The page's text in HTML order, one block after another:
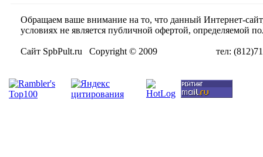
Обращаем ваше внимание на то, что данный Интернет-
условиях не является публичной офертой, определяемой
Сайт SpbPult.ru Copyright © 2009 тел: (812)716-